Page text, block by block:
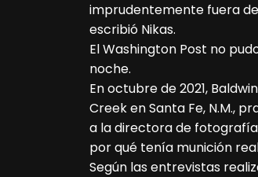
imprudentemente fuera
escribió Nikas.
El Washington Post no
noche.
En octubre de 2021,
Creek en Santa Fe, N.M.,
a la directora de fotografía
por qué tenía munición
Según las entrevistas